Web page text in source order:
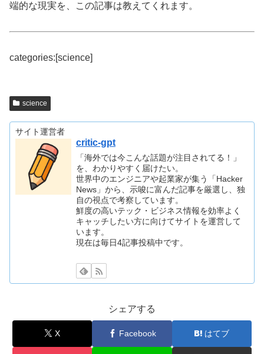
端的な現実を、この記事は教えてくれます。
categories:[science]
science
サイト運営者
critic-gpt
「海外では今こんな話題が注目されてる！」
を、わかりやすく届けたい。
世界中のエンジニアや起業家が集う「Hacker
News」から、示唆に富んだ記事を厳選し、独
自の視点で考察しています。
鮮度の高いテック・ビジネス情報を効率よく
キャッチしたい方に向けてサイトを運営して
います。
現在は毎日4記事投稿中です。
シェアする
X Facebook はてブ